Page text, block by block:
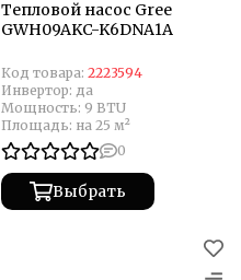
Тепловой насос Gree
GWH09AKC-K6DNA1A
Код товара: 2223594
Инвертор: да
Мощность: 9 BTU
Площадь: на 25 м²
0
Выбрать